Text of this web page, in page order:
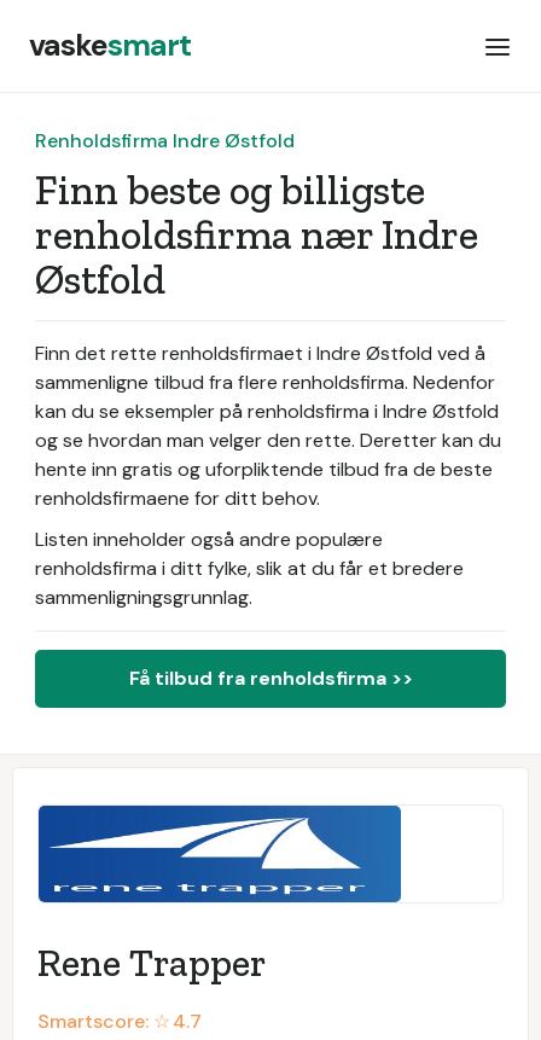
vaskesmart
Renholdsfirma Indre Østfold
Finn beste og billigste
renholdsfirma nær Indre
Østfold
Finn det rette renholdsfirmaet i Indre Østfold ved å
sammenligne tilbud fra flere renholdsfirma. Nedenfor
kan du se eksempler på renholdsfirma i Indre Østfold
og se hvordan man velger den rette. Deretter kan du
hente inn gratis og uforpliktende tilbud fra de beste
renholdsfirmaene for ditt behov.
Listen inneholder også andre populære
renholdsfirma i ditt fylke, slik at du får et bredere
sammenligningsgrunnlag.
Få tilbud fra renholdsfirma >>
Rene Trapper
Smartscore: ☆4.7